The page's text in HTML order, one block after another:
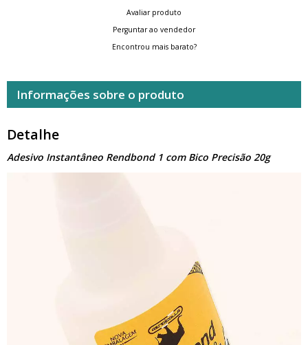
Avaliar produto
Perguntar ao vendedor
Encontrou mais barato?
Informações sobre o produto
Detalhe
Adesivo Instantâneo Rendbond 1 com Bico Precisão 20g